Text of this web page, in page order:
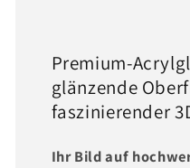
Premium-
glänzende
faszinierender
Ihr Bild auf